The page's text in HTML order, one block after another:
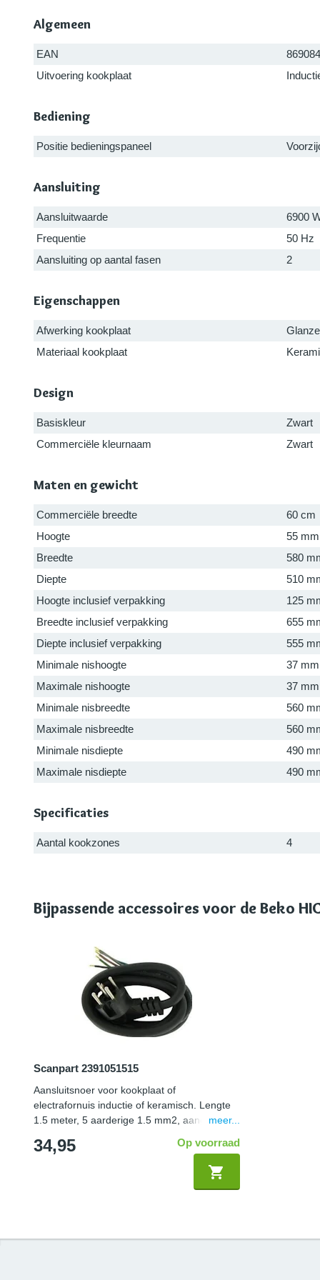
Algemeen
EAN
Uitvoering kookplaat
Bediening
Positie bedieningspaneel
Aansluiting
Aansluitwaarde
6900
Frequentie
50 Hz
Aansluiting op aantal fasen
2
Eigenschappen
Afwerking kookplaat
Materiaal kookplaat
Design
Basiskleur
Zwart
Commerciële kleurnaam
Zwart
Maten en gewicht
Commerciële breedte
60 cm
Hoogte
55 mm
Breedte
580
Diepte
510
Hoogte inclusief verpakking
125
Breedte inclusief verpakking
655
Diepte inclusief verpakking
555
Minimale nishoogte
37 mm
Maximale nishoogte
37 mm
Minimale nisbreedte
560
Maximale nisbreedte
560
Minimale nisdiepte
490
Maximale nisdiepte
490
Specificaties
Aantal kookzones 4
Bijpassende accessoires voor de Beko
Scanpart 2391051515
Aansluitsnoer voor kookplaat of
electrafornuis inductie of keramisch. Lengte
1.5 meter, 5 aarderige 1.5 mm2, aangegoten
meer...
34,95 Op voorraad